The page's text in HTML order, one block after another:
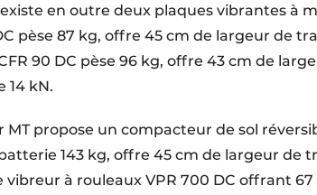
en outre deux plaques vibrantes à
pèse 87 kg, offre 45 cm de largeur de
90 DC pèse 96 kg, offre 43 cm de
14 kN.
MT propose un compacteur de sol
143 kg, offre 45 cm de largeur de
vibreur à rouleaux VPR 700 DC offrant